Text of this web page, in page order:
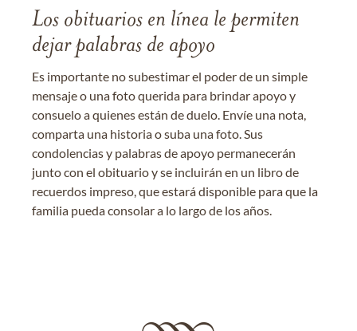
Los obituarios en línea le permiten
dejar palabras de apoyo
Es importante no subestimar el poder de un simple
mensaje o una foto querida para brindar apoyo y
consuelo a quienes están de duelo. Envíe una nota,
comparta una historia o suba una foto. Sus
condolencias y palabras de apoyo permanecerán
junto con el obituario y se incluirán en un libro de
recuerdos impreso, que estará disponible para que la
familia pueda consolar a lo largo de los años.